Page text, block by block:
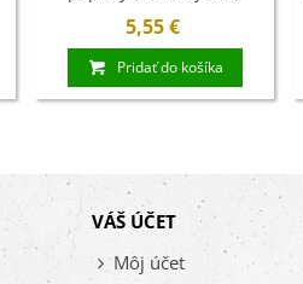
Biomin - 1 kg
5,55 €
Pridať do košíka
VÁŠ ÚČET
Môj účet